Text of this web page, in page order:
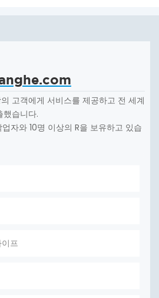
고객에게 서비스를 제공하고 전 세계
했습니다.
자와 10명 이상의 R을 보유하고 있습
프